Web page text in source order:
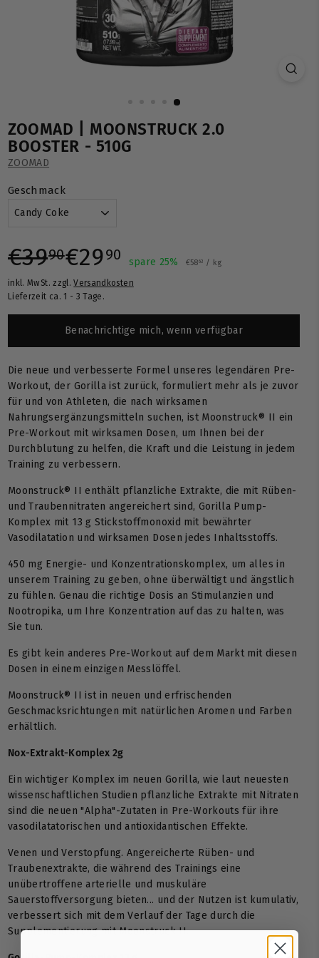
ZOOMAD | MOONSTRUCK 2.0
BOOSTER - 510G
ZOOMAD
Geschmack
Normaler
Preis
€3990€39,90
Sonderpreis
€2990 €29,90
spare 25% €5863 €58,63
/ kg
inkl. MwSt. zzgl.Versandkosten
Lieferzeit ca. 1 - 3 Tage.
Benachrichtige mich, wenn verfügbar
Die neue und verbesserte Formel unseres legendären Pre-
Workout, der Gorilla ist zurück, formuliert mehr als je zuvor
für und von Athleten, die nach wirksamen
Nahrungsergänzungsmitteln suchen, ist Moonstruck® II ein
Pre-Workout mit wirksamen Dosen, um Ihnen bei der
Durchblutung zu helfen, die Kraft und die Leistung in jedem
Training zu verbessern.
Moonstruck® II enthält pflanzliche Extrakte, die mit Rüben-
und Traubennitraten angereichert sind, Gorilla Pump-
Komplex mit 13 g Stickstoffmonoxid mit bewährter
Vasodilatation und wirksamen Dosen jedes Inhaltsstoffs.
450 mg Energie- und Konzentrationskomplex, um alles in
unserem Training zu geben, ohne überwältigt und ängstlich
zu fühlen. Genau die richtige Dosis an Stimulanzien und
Nootropika, um Ihre Konzentration auf das zu halten, was
Sie tun.
Es gibt kein anderes Pre-Workout auf dem Markt mit diesen
Dosen in einem einzigen Messlöffel.
Moonstruck® II ist in neuen und erfrischenden
Geschmacksrichtungen mit natürlichen Aromen und Farben
erhältlich.
Nox-Extrakt-Komplex 2g
Ein wichtiger Komplex im neuen Gorilla, wie laut neuesten
wissenschaftlichen Studien pflanzliche Extrakte mit Nitraten
sind die neuen "Alpha"-Zutaten in Pre-Workouts für ihre
vasodilatatorischen und antioxidantischen Effekte.
Venen und Verstopfung. Angereicherte Rüben- und
Traubenextrakte, die während des Trainings eine
unübertroffene arterielle und muskuläre
Sauerstoffversorgung bieten... und der Nutzen ist kumulativ,
verbessert sich mit dem Verlauf der Tage durch die
Supplementierung mit Moonstruck II.